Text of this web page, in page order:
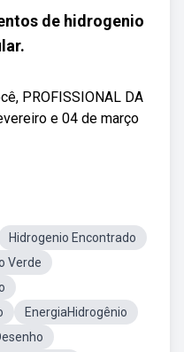
de hidrogenio
PROFISSIONAL DA
e 04 de março
Hidrogenio Encontrado
Verde
EnergiaHidrogênio